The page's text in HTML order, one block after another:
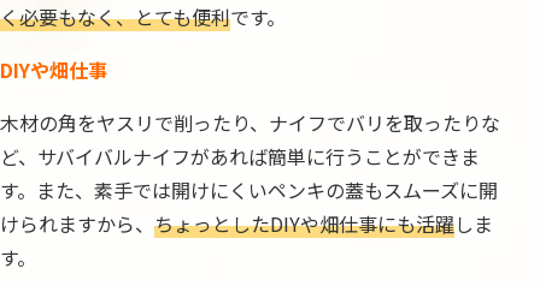
く必要もなく、とても便利です。
DIYや畑仕事
木材の角をヤスリで削ったり、ナイフでバリを取ったりな
ど、サバイバルナイフがあれば簡単に行うことができま
す。また、素手では開けにくいペンキの蓋もスムーズに開
けられますから、 ちょっとしたDIYや畑仕事にも活躍しま
す。